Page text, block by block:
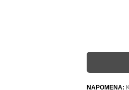
NAPOMENA: